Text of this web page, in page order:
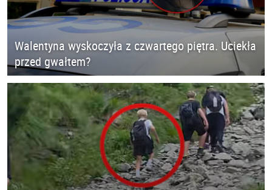
Walentyna wyskoczyła z czwartego piętra. Uciekła
przed gwałtem?